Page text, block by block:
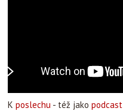
K poslechu - též jako podcast